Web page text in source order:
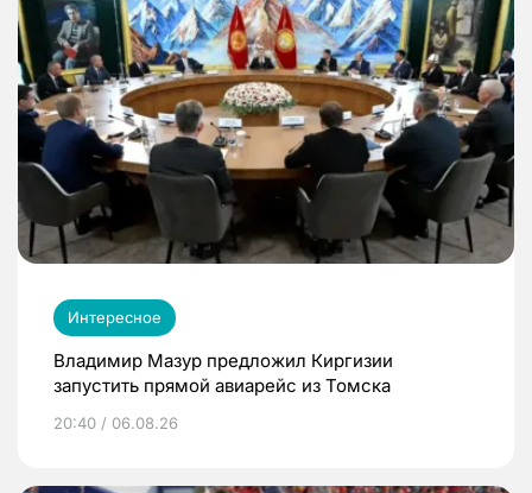
Интересное
Владимир Мазур предложил Киргизии
запустить прямой авиарейс из Томска
20:40 / 06.08.26